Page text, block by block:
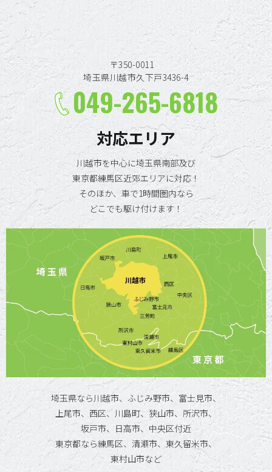
〒350-0011
埼玉県川越市久下戸3436-4
049-265-6818
対応エリア
川越市を中心に埼玉県南部及び
東京都練馬区近郊エリアに対応！
そのほか、車で1時間圏内なら
どこでも駆け付けます！
埼玉県なら川越市、ふじみ野市、富士見市、
上尾市、西区、川島町、狭山市、所沢市、
坂戸市、日高市、中央区付近
東京都なら練馬区、清瀬市、東久留米市、
東村山市など